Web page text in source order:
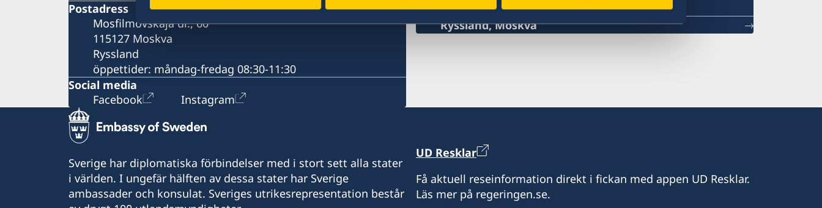
Postadress
Mosfilmovskaja ul., 60
115127 Moskva
Ryssland
öppettider: måndag-fredag 08:30-11:30
Social media
Facebook
Instagram
Ryssland, Moskva
Sverige har diplomatiska förbindelser med i stort sett alla stater
i världen. I ungefär hälften av dessa stater har Sverige
ambassader och konsulat. Sveriges utrikesrepresentation består
UD Resklar
Få aktuell reseinformation direkt i fickan med appen UD Resklar.
Läs mer på regeringen.se.